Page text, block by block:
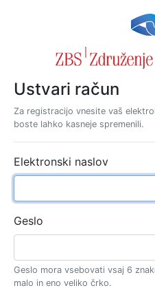
Ustvari račun
Za registracijo vnesite vaš
boste lahko kasneje spremenili.
Elektronski naslov
Geslo
Geslo mora vsebovati vsaj 6
malo in eno veliko črko.